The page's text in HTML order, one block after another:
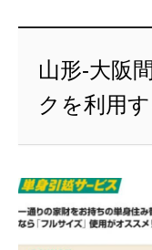
山形-大阪
クを利用